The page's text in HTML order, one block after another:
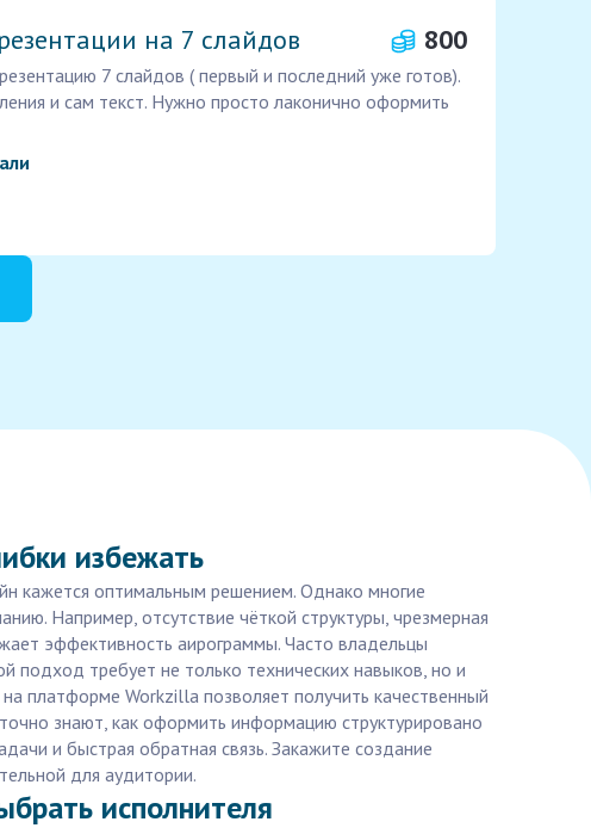
на 7 слайдов 800
7 слайдов ( первый и последний уже готов).
и сам текст. Нужно просто лаконично оформить
избежать
кажется оптимальным решением. Однако многие
Например, отсутствие чёткой структуры, чрезмерная
эффективность аирограммы. Часто владельцы
подход требует не только технических навыков, но и
платформе Workzilla позволяет получить качественный
знают, как оформить информацию структурировано
и быстрая обратная связь. Закажите создание
для аудитории.
исполнителя